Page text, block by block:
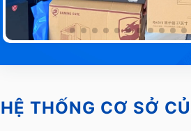
HỆ THỐNG CƠ SỞ